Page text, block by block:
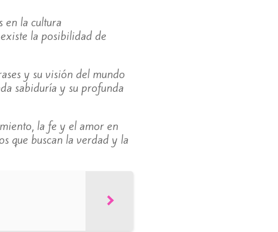
en la cultura
la posibilidad de
y su visión del mundo
sabiduría y su profunda
la fe y el amor en
que buscan la verdad y la